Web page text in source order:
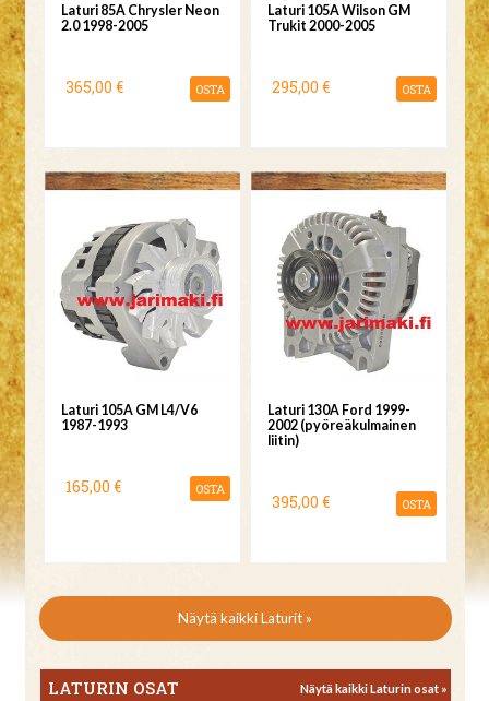
Laturi 85A Chrysler Neon
2.0 1998-2005
365,00 € OSTA
Laturi 105A Wilson GM
Trukit 2000-2005
295,00 € OSTA
Laturi 105A GM L4/V6
1987-1993
165,00 € OSTA
Laturi 130A Ford 1999-
2002 (pyöreäkulmainen
liitin)
395,00 € OSTA
Näytä kaikki Laturit »
LATURIN OSAT Näytä kaikki Laturin osat »